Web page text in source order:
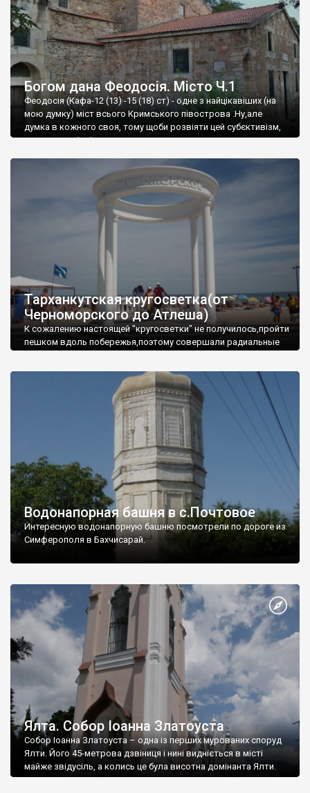
Богом дана Феодосія. Місто Ч.1
Феодосія (Кафа-12 (13) -15 (18) ст) - одне з найцікавіших (на
мою думку) міст всього Кримського півострова .Ну,але
думка в кожного своя, тому щоби розвіяти цей субєктивізм,
запрошую відвідати це
Тарханкутская кругосветка(от
Черноморского до Атлеша)
К сожалению настоящей "кругосветки" не получилось,пройти
пешком вдоль побережья,поэтому совершали радиальные
Водонапорная башня в с.Почтовое
Интересную водонапорную башню посмотрели по дороге из
Симферополя в Бахчисарай.
Ялта. Собор Іоанна Златоуста
Собор Іоанна Златоуста – одна із перших мурованих споруд
Ялти. Його 45-метрова дзвіниця і нині видніється в місті
майже звідусіль, а колись це була висотна домінанта Ялти.